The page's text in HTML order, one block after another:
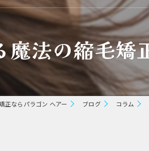
京都の縮毛矯正
カラー
トリートメント
ブリーチ縮毛矯正
魔法の縮毛矯
正ならパラゴン ヘアー ブログ コラム